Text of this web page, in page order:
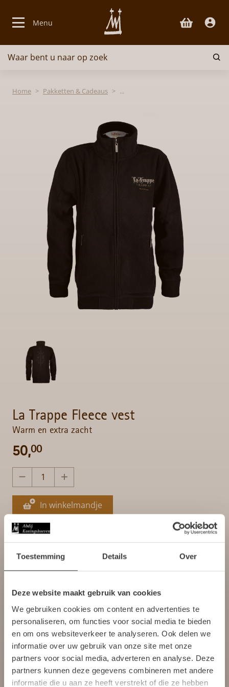
Toestemming Details Over
Deze website maakt gebruik van cookies
We gebruiken cookies om content en advertenties te
personaliseren, om functies voor social media te bieden
en om ons websiteverkeer te analyseren. Ook delen we
informatie over uw gebruik van onze site met onze
partners voor social media, adverteren en analyse. Deze
partners kunnen deze gegevens combineren met andere
informatie die u aan ze heeft verstrekt of die ze hebben
Kazen
Glaswerk
Lekkernijen
Menu
Waar bent u naar op zoek
Welkom bij de Kloosterwinkel
van Abdij Koningshoeven
Om verder te gaan moet u 18 jaar of
ouder zijn.
Ja, ik ben 18 jaar of ouder
Home Pakketten & Cadeaus
La Trappe Fleece vest
Warm en extra zacht
50,00
In winkelmandje
Varianten:
Maat S
Maat M
Gratis verzending bij bestellingen boven de 75,- euro
Binnen enkele werkdagen geleverd! (mits op voorraad)
De monniken van Abdij Koningshoeven staan aan de wieg
van elk product dat in de abdij wordt vervaardigd.